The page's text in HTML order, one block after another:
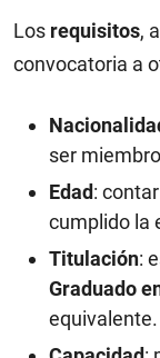
Los requisitos,
convocatoria a
ser
Edad:
cumplido la
Titulación:
Graduado
equivalente.